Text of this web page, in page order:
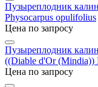
Пузыреплодник
Physocarpus opulifolius
Цена по запросу
Пузыреплодник
((Diable d'Or (Mindia))
Цена по запросу